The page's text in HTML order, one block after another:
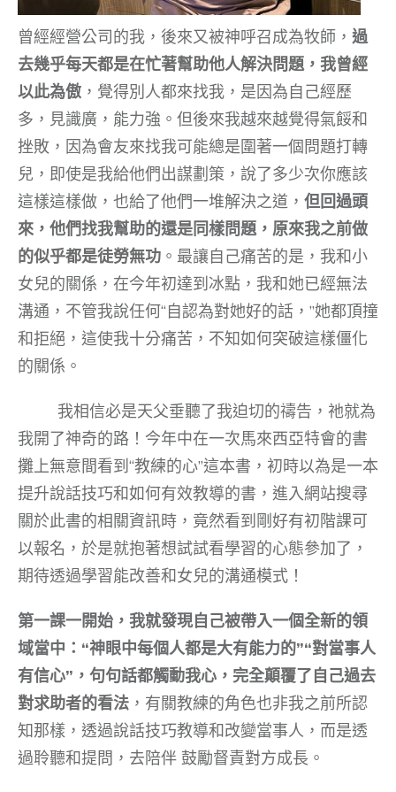
曾經經營公司的我，後來又被神呼召成為牧師， 過
去幾乎每天都是在忙著幫助他人解決問題，我曾經
以此為傲 ，覺得別人都來找我，是因為自己經歷
多，見識廣，能力強。但後來我越來越覺得氣餒和
挫敗，因為會友來找我可能總是圍著一個問題打轉
兒，即使是我給他們出謀劃策，說了多少次你應該
這樣這樣做，也給了他們一堆解決之道， 但回過頭
來，他們找我幫助的還是同樣問題，原來我之前做
的似乎都是徒勞無功 。最讓自己痛苦的是，我和小
女兒的關係，在今年初達到冰點，我和她已經無法
溝通，不管我說任何“自認為對她好的話，”她都頂撞
和拒絕，這使我十分痛苦，不知如何突破這樣僵化
的關係。
我相信必是天父垂聽了我迫切的禱告，祂就為
我開了神奇的路！今年中在一次馬來西亞特會的書
攤上無意間看到“教練的心”這本書，初時以為是一本
提升說話技巧和如何有效教導的書，進入網站搜尋
關於此書的相關資訊時，竟然看到剛好有初階課可
以報名，於是就抱著想試試看學習的心態參加了，
期待透過學習能改善和女兒的溝通模式！
第一課一開始，我就發現自己被帶入一個全新的領
域當中：“神眼中每個人都是大有能力的”“對當事人
有信心”，句句話都觸動我心，完全顛覆了自己過去
對求助者的看法 ，有關教練的角色也非我之前所認
知那樣，透過說話技巧教導和改變當事人，而是透
過聆聽和提問，去陪伴 鼓勵督責對方成長。